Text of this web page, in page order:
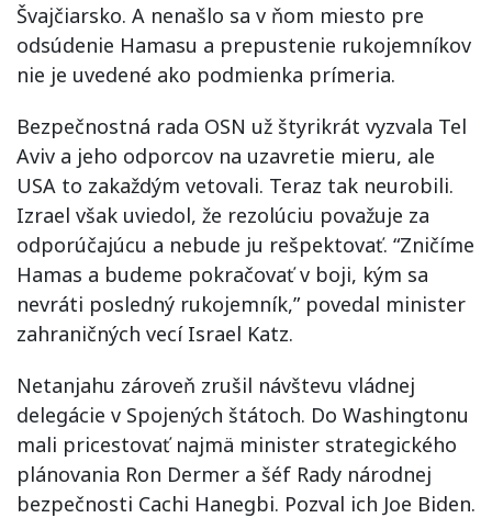
Švajčiarsko. A nenašlo sa v ňom miesto pre
odsúdenie Hamasu a prepustenie rukojemníkov
nie je uvedené ako podmienka prímeria.
Bezpečnostná rada OSN už štyrikrát vyzvala Tel
Aviv a jeho odporcov na uzavretie mieru, ale
USA to zakaždým vetovali. Teraz tak neurobili.
Izrael však uviedol, že rezolúciu považuje za
odporúčajúcu a nebude ju rešpektovať. “Zničíme
Hamas a budeme pokračovať v boji, kým sa
nevráti posledný rukojemník,” povedal minister
zahraničných vecí Israel Katz.
Netanjahu zároveň zrušil návštevu vládnej
delegácie v Spojených štátoch. Do Washingtonu
mali pricestovať najmä minister strategického
plánovania Ron Dermer a šéf Rady národnej
bezpečnosti Cachi Hanegbi. Pozval ich Joe Biden.